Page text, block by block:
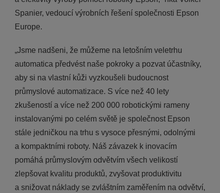
Spanier, vedoucí výrobních řešení společnosti Epson
Europe.
„Jsme nadšeni, že můžeme na letošním veletrhu
automatica předvést naše pokroky a pozvat účastníky,
aby si na vlastní kůži vyzkoušeli budoucnost
průmyslové automatizace. S více než 40 lety
zkušeností a více než 200 000 robotickými rameny
instalovanými po celém světě je společnost Epson
stále jedničkou na trhu s vysoce přesnými, odolnými
a kompaktními roboty. Náš závazek k inovacím
pomáhá průmyslovým odvětvím všech velikostí
zlepšovat kvalitu produktů, zvyšovat produktivitu
a snižovat náklady se zvláštním zaměřením na odvětví,